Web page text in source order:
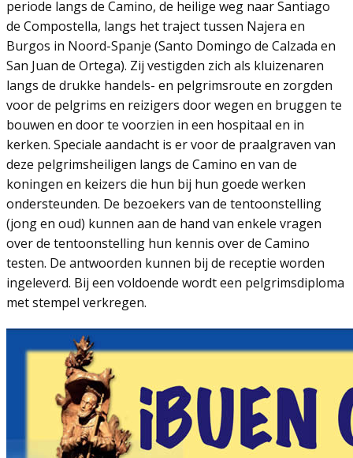
periode langs de Camino, de heilige weg naar Santiago
de Compostella, langs het traject tussen Najera en
Burgos in Noord-Spanje (Santo Domingo de Calzada en
San Juan de Ortega). Zij vestigden zich als kluizenaren
langs de drukke handels- en pelgrimsroute en zorgden
voor de pelgrims en reizigers door wegen en bruggen te
bouwen en door te voorzien in een hospitaal en in
kerken. Speciale aandacht is er voor de praalgraven van
deze pelgrimsheiligen langs de Camino en van de
koningen en keizers die hun bij hun goede werken
ondersteunden. De bezoekers van de tentoonstelling
(jong en oud) kunnen aan de hand van enkele vragen
over de tentoonstelling hun kennis over de Camino
testen. De antwoorden kunnen bij de receptie worden
ingeleverd. Bij een voldoende wordt een pelgrimsdiploma
met stempel verkregen.